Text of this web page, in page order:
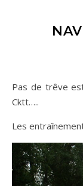
Pas de trêve estivale dans la pratique du canoë-kayak au
Cktt…..
Les